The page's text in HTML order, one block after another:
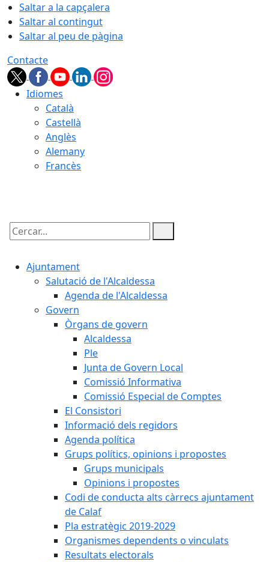
Saltar a la capçalera
Saltar al contingut
Saltar al peu de pàgina
Contacte
Idiomes
Català
Castellà
Anglès
Alemany
Francès
Cercar:
Ajuntament
Salutació de l'Alcaldessa
Agenda de l'Alcaldessa
Govern
Òrgans de govern
Alcaldessa
Ple
Junta de Govern Local
Comissió Informativa
Comissió Especial de Comptes
El Consistori
Informació dels regidors
Agenda política
Grups polítics, opinions i propostes
Grups municipals
Opinions i propostes
Codi de conducta alts càrrecs ajuntament
de Calaf
Pla estratègic 2019-2029
Organismes dependents o vinculats
Resultats electorals